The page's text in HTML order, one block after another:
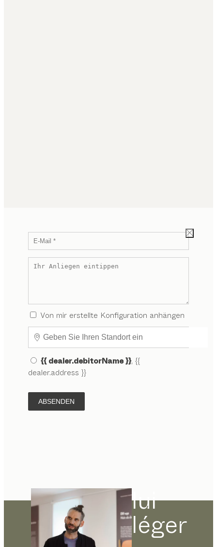
Von mir erstellte Konfiguration anhängen
{{ dealer.debitorName }}, {{
dealer.address }}
ABSENDEN
lui
léger